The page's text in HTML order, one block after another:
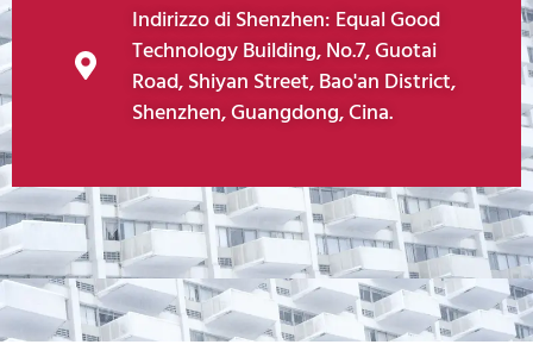
Indirizzo di Shenzhen: Equal Good
Technology Building, No.7, Guotai
Road, Shiyan Street, Bao'an District,
Shenzhen, Guangdong, Cina.